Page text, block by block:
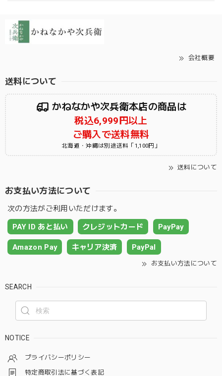
会社概要
送料について
かねなかや次兵衛本店の商品は
税込6,999円以上
ご購入で送料無料
北海道・沖縄は別途送料「1,100円」
送料について
お支払い方法について
次の方法がご利用いただけます。
PAY ID あと払い クレジットカード PayPay
Amazon Pay キャリア決済 PayPal
お支払い方法について
SEARCH
NOTICE
プライバシーポリシー
特定商取引法に基づく表記